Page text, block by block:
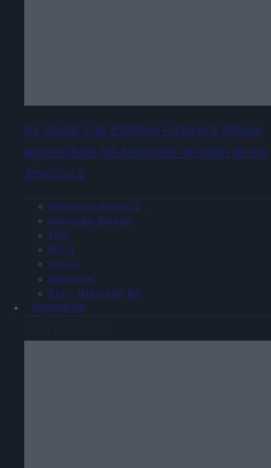
Es oficial: Fire Emblem Fortune’s Weave
aprovechará las funciones de ratón de los
Joy-Con 2
Nintendo Switch 2
Nintendo Switch
3DS
Wii U
eShop
Rumores
Era – Nintendo NX
ARTÍCULOS